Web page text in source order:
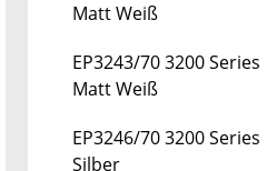
Matt Weiß
EP3243/70 3200 Series
Matt Weiß
EP3246/70 3200 Series
Silber